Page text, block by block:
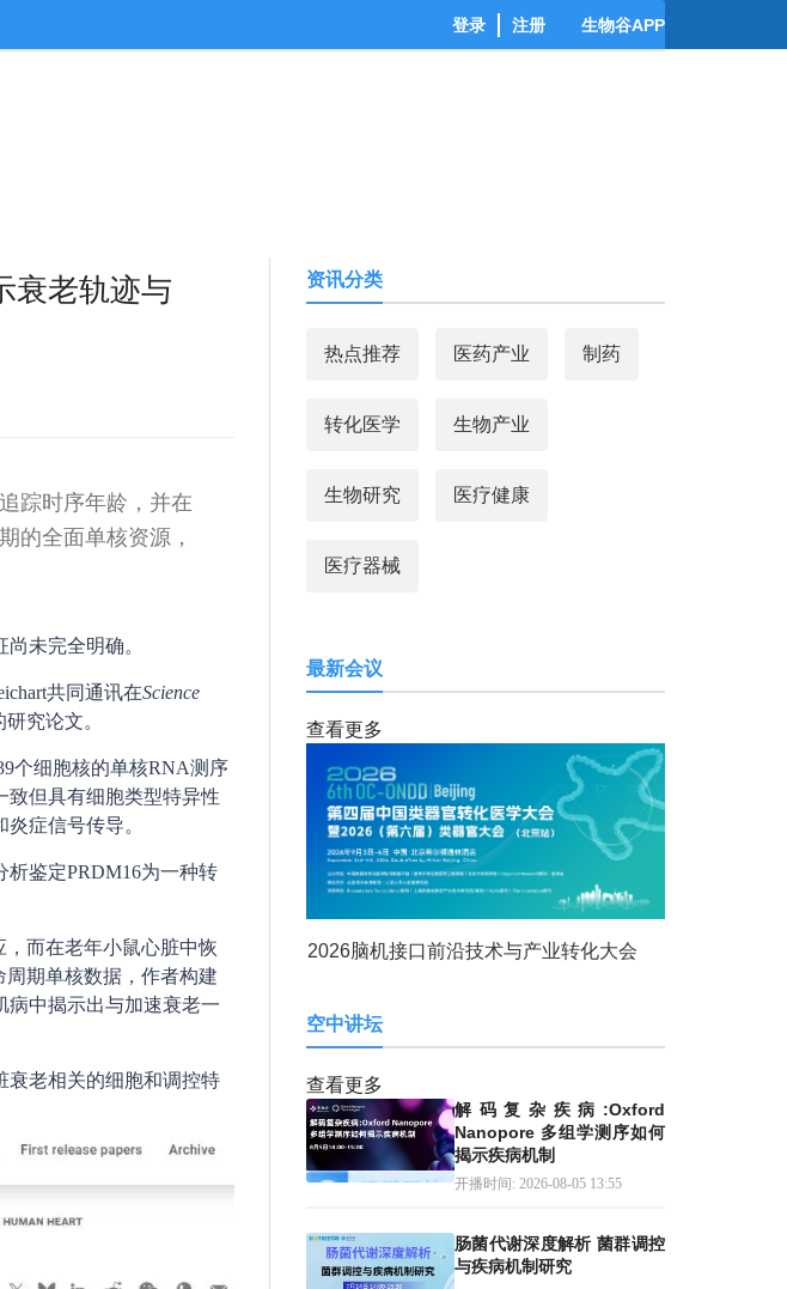
登录 注册 生物谷APP
衰老轨迹与
踪时序年龄，并在
的全面单核资源，
未完全明确。
共同通讯在Science
研究论文。
个细胞核的单核RNA测序
致但具有细胞类型特异性
症信号传导。
鉴定PRDM16为一种转
而在老年小鼠心脏中恢
期单核数据，作者构建
病中揭示出与加速衰老一
衰老相关的细胞和调控特
资讯分类
热点推荐 医药产业 制药
转化医学 生物产业
生物研究 医疗健康
医疗器械
最新会议
查看更多
2026脑机接口前沿技术与产业转化大会
空中讲坛
查看更多
解码复杂疾病:Oxford
Nanopore 多组学测序如何
揭示疾病机制
开播时间: 2026-08-05 13:55
肠菌代谢深度解析 菌群调控
与疾病机制研究